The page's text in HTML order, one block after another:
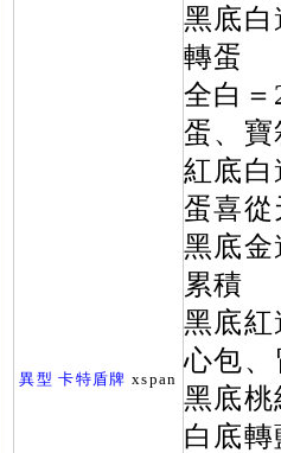
異型 卡特盾牌 xspan
黑底白
轉蛋
全白＝
蛋、
紅底
蛋喜從
黑底
累積
黑底
心包
黑底
白底